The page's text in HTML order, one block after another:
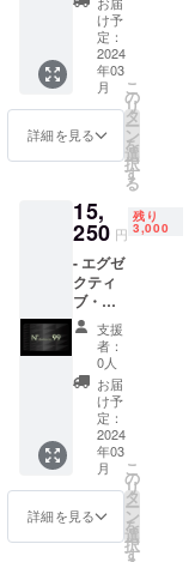
ウダー
950g
(お好き
な味)(会
員価格
の50％
割引) -
毎月の
メン
シップ
特典は
画像を
ご参照
くださ
い。
け予
定：
2024
年03
月
詳細を見る
こ
の
リ
タ
ー
ン
を
選
択
す
る
15,
250 円
残り
3,000
- エグゼ
クティ
ブ・メ
ンバー
シップ1
年分
(15％割
引価格)
- プロテ
インパ
ウダー
350g
(お好き
な味)
(会員価
格の
支援
者：
0人
お届
け予
定：
2024
年03
月
詳細を見る
こ
の
リ
タ
ー
ン
を
選
択
す